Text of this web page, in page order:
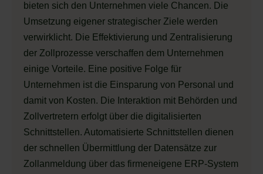
bieten sich den Unternehmen viele Chancen. Die
Umsetzung eigener strategischer Ziele werden
verwirklicht. Die Effektivierung und Zentralisierung
der Zollprozesse verschaffen dem Unternehmen
einige Vorteile. Eine positive Folge für
Unternehmen ist die Einsparung von Personal und
damit von Kosten. Die Interaktion mit Behörden und
Zollvertretern erfolgt über die digitalisierten
Schnittstellen. Automatisierte Schnittstellen dienen
der schnellen Übermittlung der Datensätze zur
Zollanmeldung über das firmeneigene ERP-System